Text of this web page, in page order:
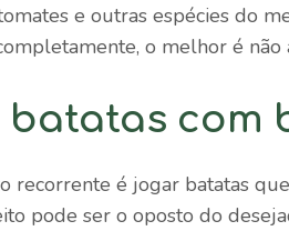
e outras espécies do
o melhor é não
batatas com
recorrente é jogar batatas
pode ser o oposto do